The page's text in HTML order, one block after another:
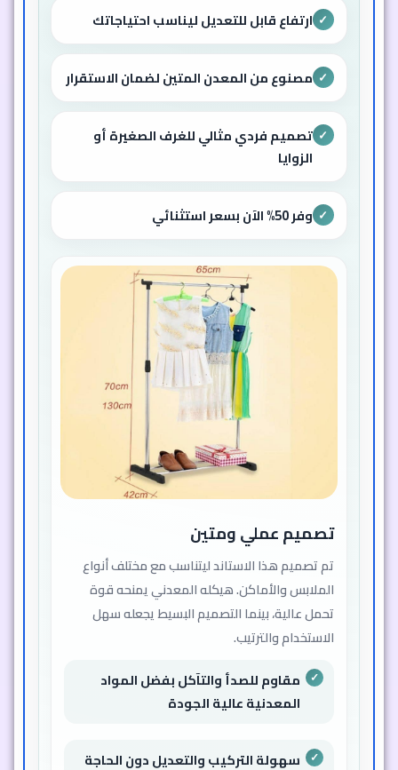
✓ ارتفاع قابل للتعديل ليناسب احتياجاتك
✓ مصنوع من المعدن المتين لضمان الاستقرار
✓ تصميم فردي مثالي للغرف الصغيرة أو
الزوايا
✓ وفر 50% الآن بسعر استثنائي
تصميم عملي ومتين
تم تصميم هذا الاستاند ليتناسب مع مختلف أنواع
الملابس والأماكن. هيكله المعدني يمنحه قوة
تحمل عالية، بينما التصميم البسيط يجعله سهل
الاستخدام والترتيب.
مقاوم للصدأ والتآكل بفضل المواد
المعدنية عالية الجودة
سهولة التركيب والتعديل دون الحاجة